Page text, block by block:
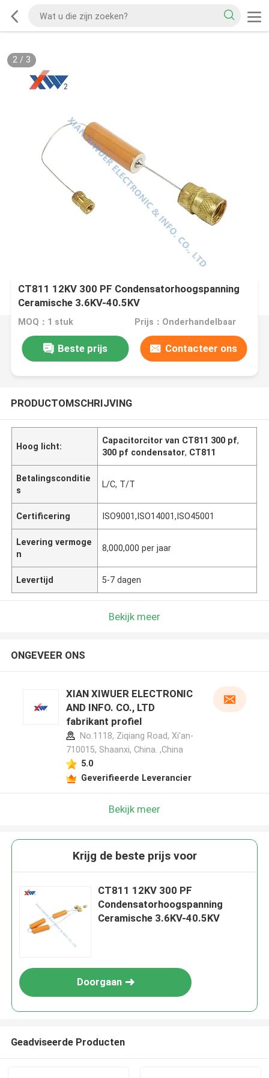
2/ 3
CT811 12KV 300 PF Condensatorhoogspanning
Ceramische 3.6KV-40.5KV
MOQ：1 stuk Prijs：Onderhandelbaar
Beste prijs Contacteer ons
PRODUCTOMSCHRIJVING
Hoog licht:
Capacitorcitor van CT811 300 pf,
300 pf condensator, CT811
Betalingsconditie
s
L/C, T/T
Certificering ISO9001,ISO14001,ISO45001
Levering vermoge
n
8,000,000 per jaar
Levertijd 5-7 dagen
Bekijk meer
ONGEVEER ONS
XIAN XIWUER ELECTRONIC
AND INFO. CO., LTD
fabrikant profiel
No.1118, Ziqiang Road, Xi'an-
710015, Shaanxi, China. ,China
5.0
Geverifieerde Leverancier
Bekijk meer
Krijg de beste prijs voor
CT811 12KV 300 PF
Condensatorhoogspanning
Ceramische 3.6KV-40.5KV
Doorgaan
Geadviseerde Producten